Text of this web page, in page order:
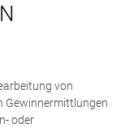
von
Gewinnermittlungen
oder